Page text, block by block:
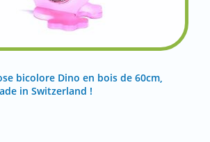
bicolore Dino en bois de 60cm,
in Switzerland !